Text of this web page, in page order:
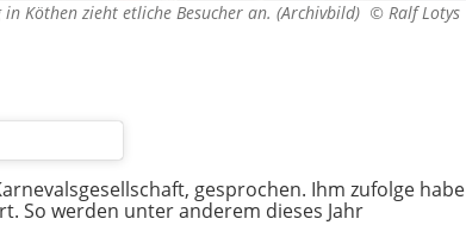
in Köthen zieht etliche Besucher an. (Archivbild) © Ralf Lotys
gesprochen. Ihm zufolge habe
So werden unter anderem dieses Jahr